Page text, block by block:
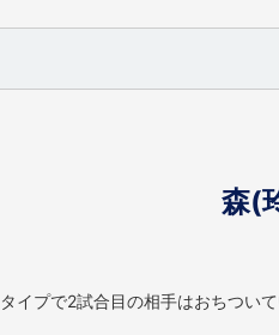
森(
イプで2試合目の相手はおちつ